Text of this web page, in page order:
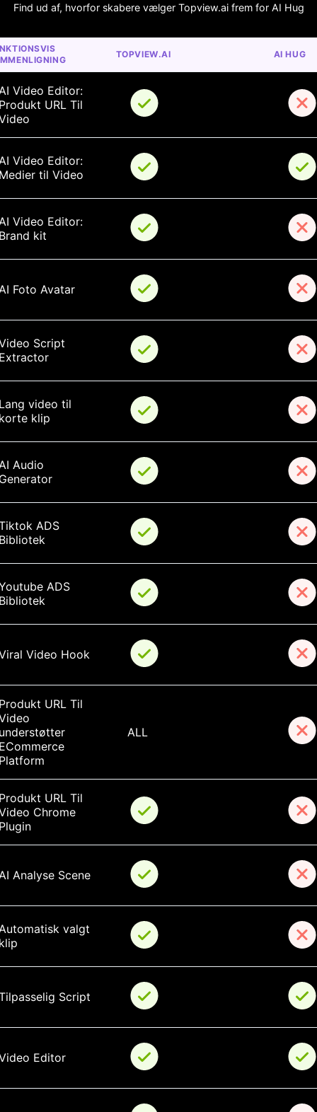
Find ud af, hvorfor skabere vælger Topview.ai frem for AI Hug
TOPVIEW.AI AI HUG
Video Editor:
URL Til
Video Editor:
til Video
Video Editor:
kit
Foto Avatar
Script
video til
klip
Audio
ADS
ADS
Video Hook
URL Til
ALL
URL Til
Chrome
Analyse Scene
valgt
Script
Editor